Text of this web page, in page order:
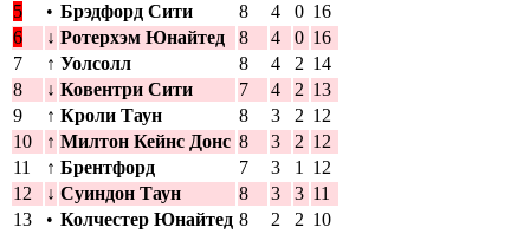
5
• Брэдфорд Сити 8 4 0 16
6
↓ Ротерхэм Юнайтед 8 4 0 16
7
↑ Уолсолл 8 4 2 14
8
↓ Ковентри Сити 7 4 2 13
9
↑ Кроли Таун 8 3 2 12
10
↑ Милтон Кейнс Донс 8 3 2 12
11
↑ Брентфорд 7 3 1
12
12
↓ Суиндон Таун 8 3 3 11
13
• Колчестер Юнайтед 8 2 2 10